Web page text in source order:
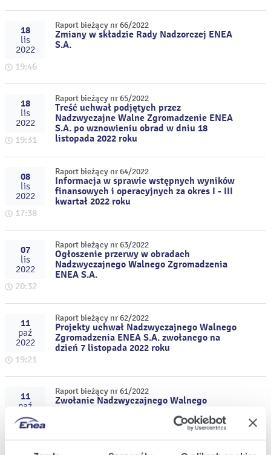
18
lis
2022
19:46
Raport bieżący nr 66/2022
Zmiany w składzie Rady Nadzorczej ENEA
S.A.
18
lis
2022
19:31
Raport bieżący nr 65/2022
Treść uchwał podjętych przez
Nadzwyczajne Walne Zgromadzenie ENEA
S.A. po wznowieniu obrad w dniu 18
listopada 2022 roku
08
lis
2022
17:38
Raport bieżący nr 64/2022
Informacja w sprawie wstępnych wyników
finansowych i operacyjnych za okres I - III
kwartał 2022 roku
07
lis
2022
20:32
Raport bieżący nr 63/2022
Ogłoszenie przerwy w obradach
Nadzwyczajnego Walnego Zgromadzenia
ENEA S.A.
11
paź
2022
19:21
Raport bieżący nr 62/2022
Projekty uchwał Nadzwyczajnego Walnego
Zgromadzenia ENEA S.A. zwołanego na
dzień 7 listopada 2022 roku
11
paź
2022
19:14
Raport bieżący nr 61/2022
Zwołanie Nadzwyczajnego Walnego